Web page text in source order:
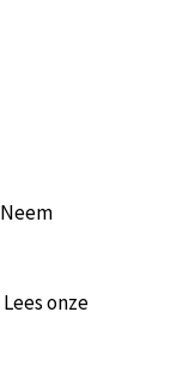
Neem
Lees onze